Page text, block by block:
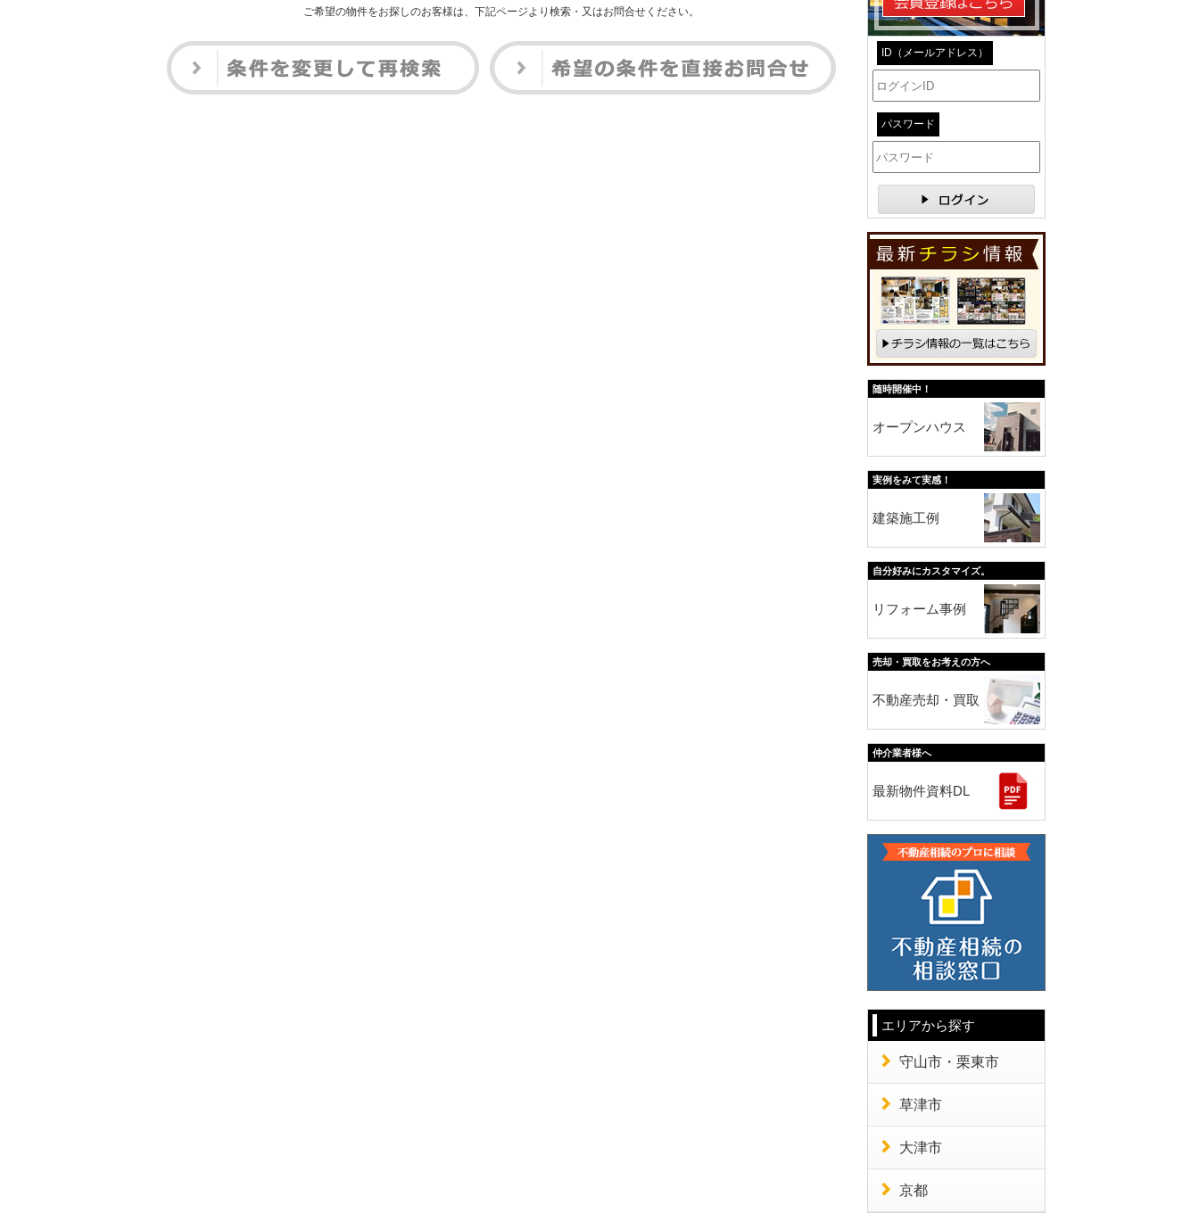
ご希望の物件をお探しのお客様は、下記ページより検索・又はお問合せください。
ID（メールアドレス）
パスワード
随時開催中！
オープンハウス
実例をみて実感！
建築施工例
自分好みにカスタマイズ。
リフォーム事例
売却・買取をお考えの方へ
不動産売却・買取
仲介業者様へ
最新物件資料DL
エリアから探す
守山市・栗東市
草津市
大津市
京都